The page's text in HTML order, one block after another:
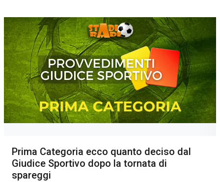
Prima Categoria ecco quanto deciso dal
Giudice Sportivo dopo la tornata di
spareggi